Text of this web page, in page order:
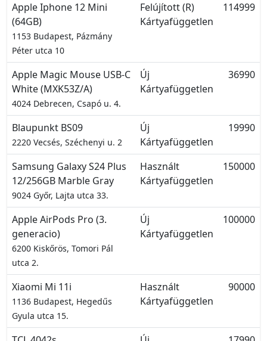
Apple Iphone 12 Mini
(64GB)
1153 Budapest, Pázmány
Péter utca 10
Felújított (R)
Kártyafüggetlen
114999
Apple Magic Mouse USB-C
White (MXK53Z/A)
4024 Debrecen, Csapó u. 4.
Új
Kártyafüggetlen
36990
Blaupunkt BS09
2220 Vecsés, Széchenyi u. 2
Új
Kártyafüggetlen
19990
Samsung Galaxy S24 Plus
12/256GB Marble Gray
9024 Győr, Lajta utca 33.
Használt
Kártyafüggetlen
150000
Apple AirPods Pro (3.
generacio)
6200 Kiskőrös, Tomori Pál
utca 2.
Új
Kártyafüggetlen
100000
Xiaomi Mi 11i
1136 Budapest, Hegedűs
Gyula utca 15.
Használt
Kártyafüggetlen
90000